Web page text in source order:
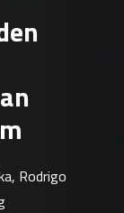
Rodrigo